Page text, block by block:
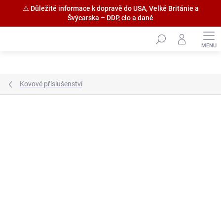
Kovové příslušenství
⚠️ Důležité informace k dopravě do USA, Velké Británie a
Švýcarska – DDP, clo a daně